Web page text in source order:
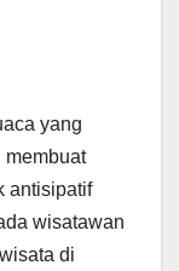
yang
membuat
antisipatif
wisatawan
di